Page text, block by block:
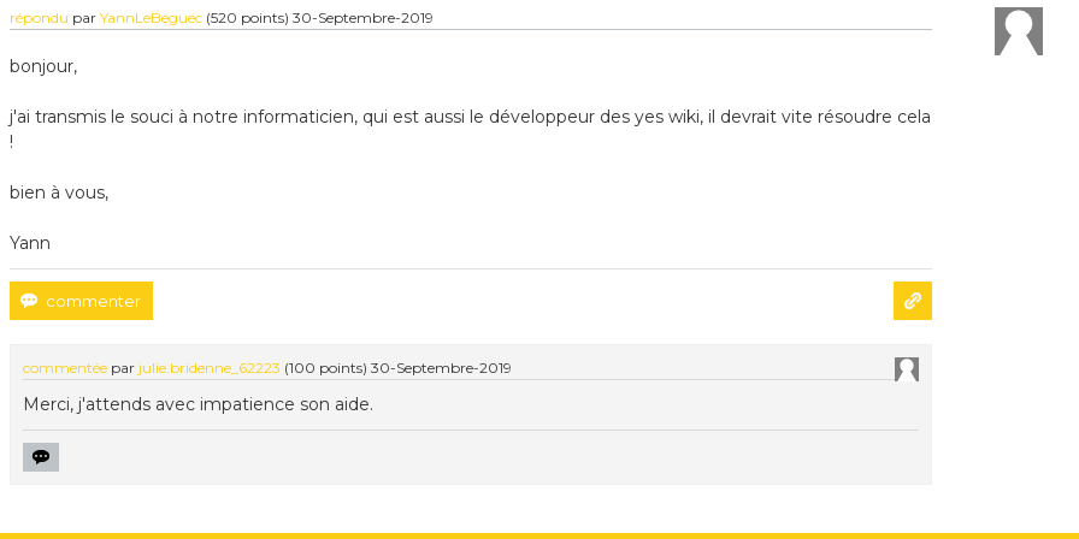
répondu par YannLeBeguec (520 points) 30-Septembre-2019
bonjour,
j'ai transmis le souci à notre informaticien, qui est aussi le développeur des yes wiki, il devrait vite résoudre cela
!
bien à vous,
Yann
commentée par julie.bridenne_62223 (100 points) 30-Septembre-2019
Merci, j'attends avec impatience son aide.